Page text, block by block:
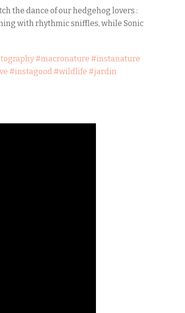
the dance of our hedgehog lovers :
with rhythmic sniffles, while Sonic
#macronature #instanature
#instagood #wildlife #jardin